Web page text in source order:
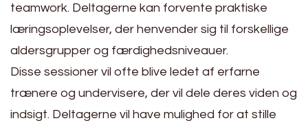
teamwork. Deltagerne kan forvente praktiske
læringsoplevelser, der henvender sig til forskellige
aldersgrupper og færdighedsniveauer.
Disse sessioner vil ofte blive ledet af erfarne
trænere og undervisere, der vil dele deres viden og
indsigt. Deltagerne vil have mulighed for at stille